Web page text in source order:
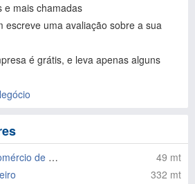
e mais chamadas
escreve uma avaliação sobre a sua
é grátis, e leva apenas alguns
Papillon Vagabond - Comércio de Vestuário Infantil
49 mt
332 mt